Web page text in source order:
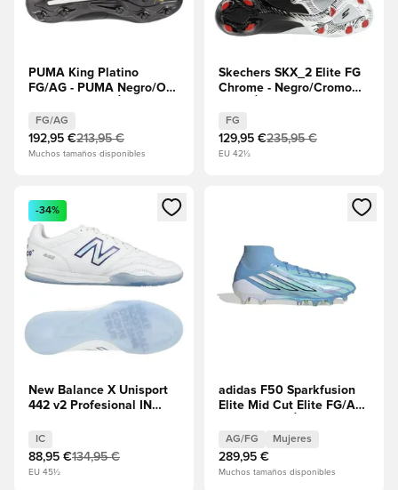
PUMA King Platino
FG/AG - PUMA Negro/Oro
LIMITADA
FG/AG
192,95 €213,95 €
Muchos tamaños disponibles
Skechers SKX_2 Elite FG
Chrome - Negro/Cromo
FG
129,95 €235,95 €
EU 42½
Abre un modal para iniciar sesión o registrarse como
-34%
New Balance X Unisport
442 v2 Profesional IN
EDICIÓN LIMITADA
IC
88,95 €134,95 €
EU 45½
Abre un modal para iniciar
adidas F50 Sparkfusion
Elite Mid Cut Elite FG/AG
PEDIDO ANTICIPADO
AG/FG Mujeres
289,95 €
Muchos tamaños disponibles